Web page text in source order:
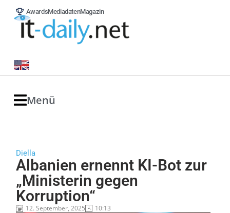
AwardsMediadatenMagazin
Menü
Diella
Albanien ernennt KI-Bot zur
„Ministerin gegen
Korruption“
12. September, 2025 10:13